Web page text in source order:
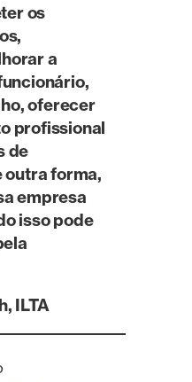
os
a
oferecer
profissional
de
outra forma,
empresa
isso pode
ILTA